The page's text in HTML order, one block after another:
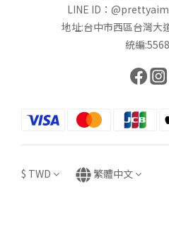
LINE ID：@prettyaim
地址:台中市西區台灣大
統編
$ TWD 繁體中文